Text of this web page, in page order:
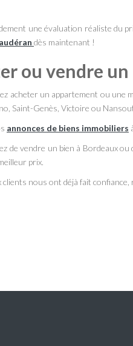
une évaluation réaliste du
dès maintenant !
ou vendre
acheter un appartement ou une
Saint-Genès, Victoire ou
annonces de biens immobiliers
de vendre un bien à Bordeaux
prix.
clients nous ont déjà fait